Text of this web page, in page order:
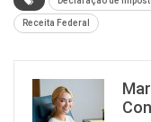
Receita Federal